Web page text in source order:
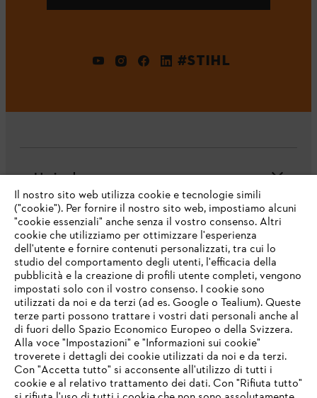
#STIHL
L'azienda
Domande frequenti
Assistenza
Protezione dati Nota legale Cookies
IHR BROWSER WIRD NICHT
UNTERSTÜTZT
Sie nutzen einen Browser, den wir noch nicht unterstützen. Für
Il nostro sito web utilizza cookie e tecnologie simili
("cookie"). Per fornire il nostro sito web, impostiamo alcuni
"cookie essenziali" anche senza il vostro consenso. Altri
cookie che utilizziamo per ottimizzare l'esperienza
dell'utente e fornire contenuti personalizzati, tra cui lo
studio del comportamento degli utenti, l'efficacia della
pubblicità e la creazione di profili utente completi, vengono
impostati solo con il vostro consenso. I cookie sono
utilizzati da noi e da terzi (ad es. Google o Tealium). Queste
terze parti possono trattare i vostri dati personali anche al
di fuori dello Spazio Economico Europeo o della Svizzera.
Alla voce "Impostazioni" e "Informazioni sui cookie"
troverete i dettagli dei cookie utilizzati da noi e da terzi.
Con "Accetta tutto" si acconsente all'utilizzo di tutti i
cookie e al relativo trattamento dei dati. Con "Rifiuta tutto"